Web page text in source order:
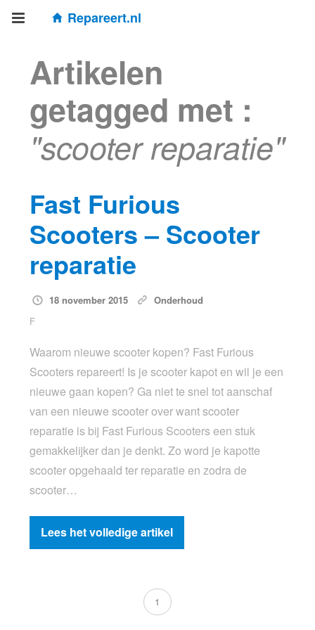
Repareert.nl
Artikelen
getagged met :
"scooter reparatie"
Fast Furious
Scooters – Scooter
reparatie
18 november 2015
Onderhoud
F
Waarom nieuwe scooter kopen? Fast Furious
Scooters repareert! Is je scooter kapot en wil je een
nieuwe gaan kopen? Ga niet te snel tot aanschaf
van een nieuwe scooter over want scooter
reparatie is bij Fast Furious Scooters een stuk
gemakkelijker dan je denkt. Zo word je kapotte
scooter opgehaald ter reparatie en zodra de
scooter…
Lees het volledige artikel
1